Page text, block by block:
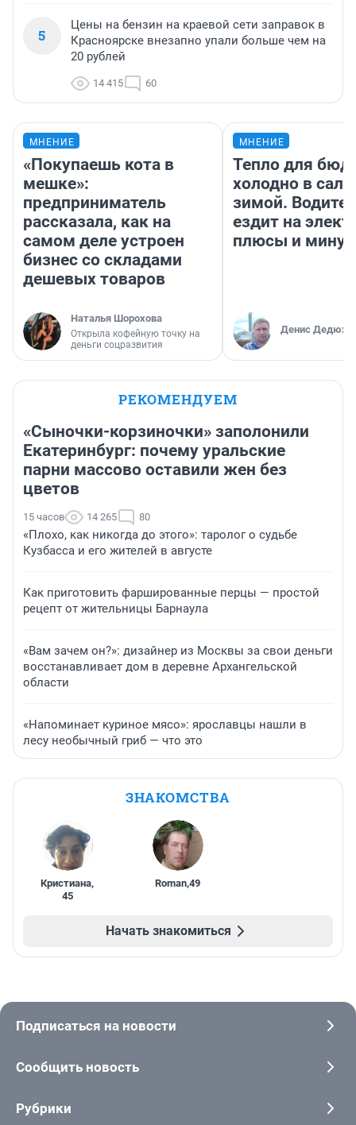
5
Цены на бензин на краевой сети заправок в
Красноярске внезапно упали больше чем на
20 рублей
14 415 60
МНЕНИЕ
«Покупаешь кота в
мешке»:
предприниматель
рассказала, как на
самом деле устроен
бизнес со складами
дешевых товаров
Наталья Шорохова
Открыла кофейную точку на
деньги соцразвития
МНЕНИЕ
Тепло для
холодно в
зимой.
ездит на
плюсы и
Денис
РЕКОМЕНДУЕМ
«Сыночки-корзиночки» заполонили
Екатеринбург: почему уральские
парни массово оставили жен без
цветов
15 часов 14 265 80
«Плохо, как никогда до этого»: таролог о судьбе
Кузбасса и его жителей в августе
Как приготовить фаршированные перцы — простой
рецепт от жительницы Барнаула
«Вам зачем он?»: дизайнер из Москвы за свои деньги
восстанавливает дом в деревне Архангельской
области
«Напоминает куриное мясо»: ярославцы нашли в
лесу необычный гриб — что это
ЗНАКОМСТВА
Кристиана,
45
Roman,49
Начать знакомиться
Подписаться на новости
Сообщить новость
Рубрики